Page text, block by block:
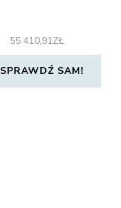
55 410,91ZŁ
SPRAWDŹ SAM!